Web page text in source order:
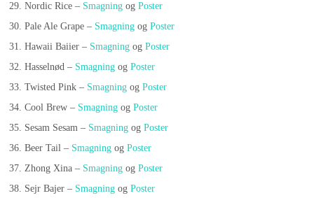
Nordic Rice – Smagning ogPoster
Pale Ale Grape – SmagningogPoster
Hawaii Baiier – Smagning ogPoster
Hasselnød – Smagning ogPoster
Twisted Pink – Smagning ogPoster
Cool Brew – Smagning ogPoster
Sesam Sesam – Smagning ogPoster
Beer Tail – Smagning ogPoster
Zhong Xina – Smagning ogPoster
Sejr Bajer – Smagning ogPoster